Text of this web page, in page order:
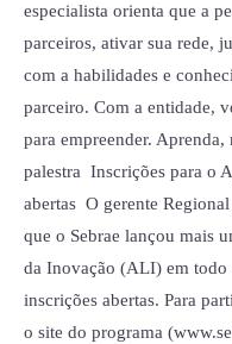
especialista orienta que a
parceiros, ativar sua rede,
com a habilidades e
parceiro. Com a entidade,
para empreender.
palestra Inscrições para o
abertas O gerente
que o Sebrae lançou mais
da Inovação (ALI) em todo
inscrições abertas. Para
o site do programa